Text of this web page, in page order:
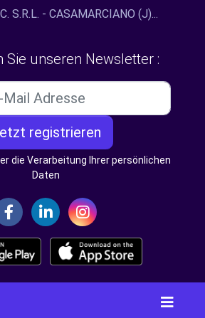
S.R.L. - CASAMARCIANO (J)...
Sie unseren Newsletter :
registrieren
die Verarbeitung Ihrer persönlichen
Daten